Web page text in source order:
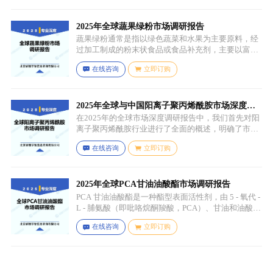
用香精、色素等，以改善口感、延长保质期和调整风
味。
2025年全球蔬果绿粉市场调研报告
蔬果绿粉通常是指以绿色蔬菜和水果为主要原料，经
过加工制成的粉末状食品或食品补充剂，主要以富含
叶绿素、膳食纤维、维生素、矿物质等营养成分的绿
色蔬菜和水果为原料，常见的包括菠菜、羽衣甘蓝、
等，有时也会搭配其他颜色的蔬果（如胡萝卜、甜菜
根等）以丰富营养等绿色水果。
在线咨询 立即订购
2025年全球与中国阳离子聚丙烯酰胺市场深度调
研报告：行业趋势与投资前景分析
在2025年的全球市场深度调研报告中，我们首先对阳
离子聚丙烯酰胺行业进行了全面的概述，明确了市场
细分与应用场景。通过对细分产品的定义与特点进行
深入分析，我们揭示了关键应用场景及其客群洞察。
在线咨询 立即订购
2025年全球PCA甘油油酸酯市场调研报告
PCA 甘油油酸酯是一种酯型表面活性剂，由 5 - 氧代 -
L - 脯氨酸（即吡咯烷酮羧酸，PCA）、甘油和油酸通
过化学反应生成，化学名称为 5 - 氧代 - L - 脯氨酸 2 -
羟基 - 3-(油酰氧基) 丙酯，分子式为 C26H45NO6，分
在线咨询 立即订购